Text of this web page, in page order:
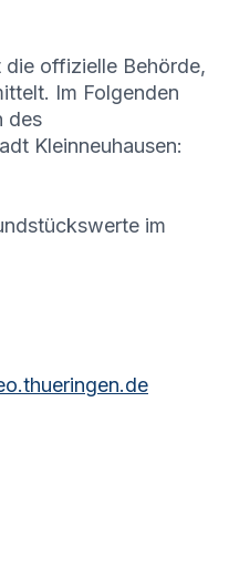
die offizielle Behörde,
Im Folgenden
des
Kleinneuhausen:
im